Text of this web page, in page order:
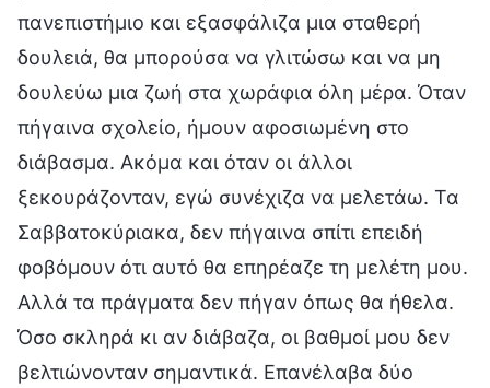
πανεπιστήμιο και εξασφάλιζα μια σταθερή
δουλειά, θα μπορούσα να γλιτώσω και να μη
δουλεύω μια ζωή στα χωράφια όλη μέρα. Όταν
πήγαινα σχολείο, ήμουν αφοσιωμένη στο
διάβασμα. Ακόμα και όταν οι άλλοι
ξεκουράζονταν, εγώ συνέχιζα να μελετάω. Τα
Σαββατοκύριακα, δεν πήγαινα σπίτι επειδή
φοβόμουν ότι αυτό θα επηρέαζε τη μελέτη μου.
Αλλά τα πράγματα δεν πήγαν όπως θα ήθελα.
Όσο σκληρά κι αν διάβαζα, οι βαθμοί μου δεν
βελτιώνονταν σημαντικά. Επανέλαβα δύο